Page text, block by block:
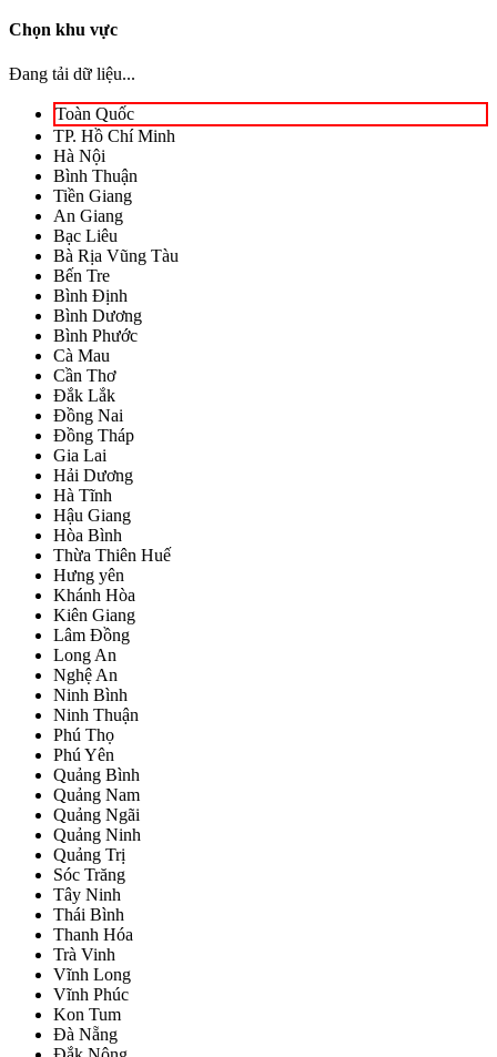
Chọn khu vực
Đang tải dữ liệu...
Toàn Quốc
TP. Hồ Chí Minh
Hà Nội
Bình Thuận
Tiền Giang
An Giang
Bạc Liêu
Bà Rịa Vũng Tàu
Bến Tre
Bình Định
Bình Dương
Bình Phước
Cà Mau
Cần Thơ
Đắk Lắk
Đồng Nai
Đồng Tháp
Gia Lai
Hải Dương
Hà Tĩnh
Hậu Giang
Hòa Bình
Thừa Thiên Huế
Hưng yên
Khánh Hòa
Kiên Giang
Lâm Đồng
Long An
Nghệ An
Ninh Bình
Ninh Thuận
Phú Thọ
Phú Yên
Quảng Bình
Quảng Nam
Quảng Ngãi
Quảng Ninh
Quảng Trị
Sóc Trăng
Tây Ninh
Thái Bình
Thanh Hóa
Trà Vinh
Vĩnh Long
Vĩnh Phúc
Kon Tum
Đà Nẵng